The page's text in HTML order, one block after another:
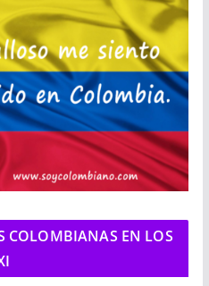
COLOMBIANAS EN LOS